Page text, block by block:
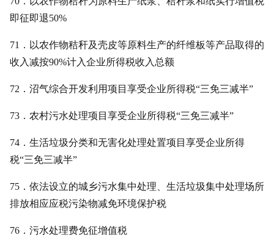
即征即退50%
71．以农作物秸秆及壳皮等原料生产的纤维板等产品取得的
收入减按90%计入企业所得税收入总额
72．沼气综合开发利用项目享受企业所得税“三免三减半”
73．农村污水处理项目享受企业所得税“三免三减半”
74．生活垃圾分类和无害化处理处置项目享受企业所得
税“三免三减半”
75．依法设立的城乡污水集中处理、生活垃圾集中处理场所
排放相应应税污染物减免环境保护税
76．污水处理费免征增值税